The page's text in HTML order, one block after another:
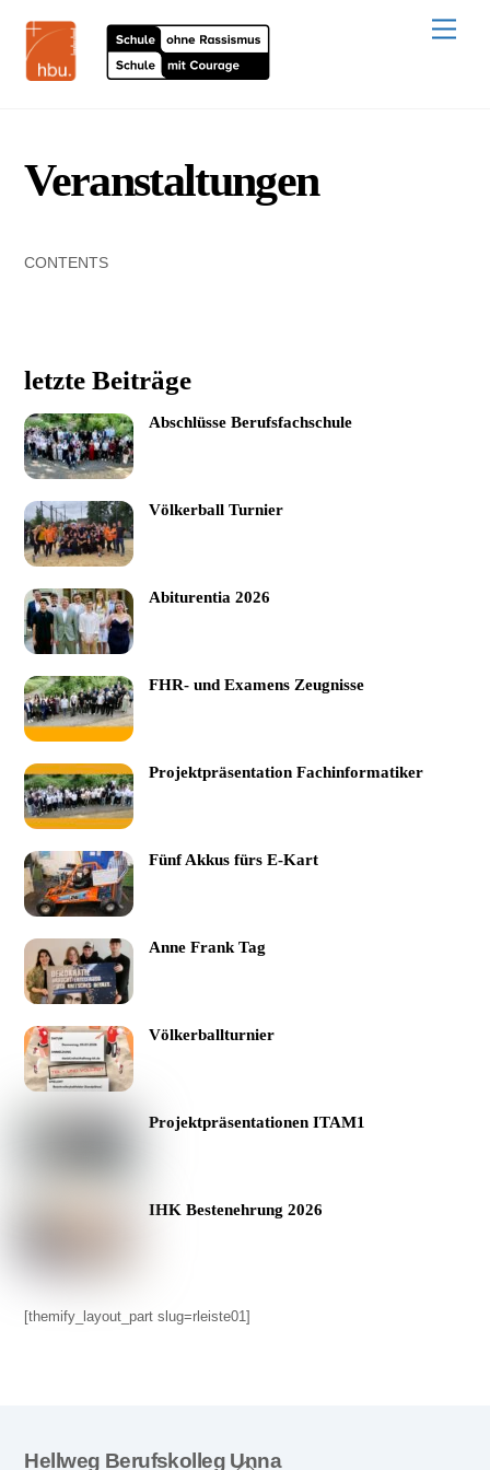
content
Veranstaltungen
CONTENTS
letzte Beiträge
Abschlüsse Berufsfachschule
Völkerball Turnier
Abiturentia 2026
FHR- und Examens Zeugnisse
Projektpräsentation Fachinformatiker
Fünf Akkus fürs E-Kart
Anne Frank Tag
Völkerballturnier
Projektpräsentationen ITAM1
IHK Bestenehrung 2026
[themify_layout_part slug=rleiste01]
Back
Hellweg Berufskolleg Unna